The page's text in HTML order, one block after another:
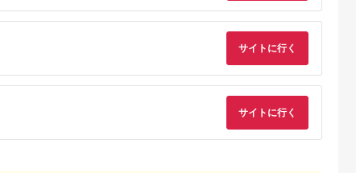
サイトに行く
サイトに行く